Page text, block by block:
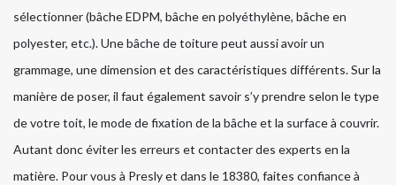
sélectionner (bâche EDPM, bâche en polyéthylène, bâche en
polyester, etc.). Une bâche de toiture peut aussi avoir un
grammage, une dimension et des caractéristiques différents. Sur la
manière de poser, il faut également savoir s’y prendre selon le type
de votre toit, le mode de fixation de la bâche et la surface à couvrir.
Autant donc éviter les erreurs et contacter des experts en la
matière. Pour vous à Presly et dans le 18380, faites confiance à